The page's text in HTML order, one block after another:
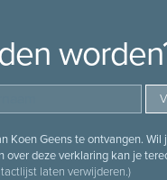
Geens te ontvangen.
over deze verklaring kan je
laten verwijderen.)